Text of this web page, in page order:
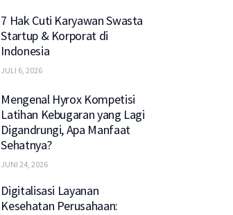
7 Hak Cuti Karyawan Swasta
Startup & Korporat di
Indonesia
JULI 6, 2026
Mengenal Hyrox Kompetisi
Latihan Kebugaran yang Lagi
Digandrungi, Apa Manfaat
Sehatnya?
JUNI 24, 2026
Digitalisasi Layanan
Kesehatan Perusahaan: